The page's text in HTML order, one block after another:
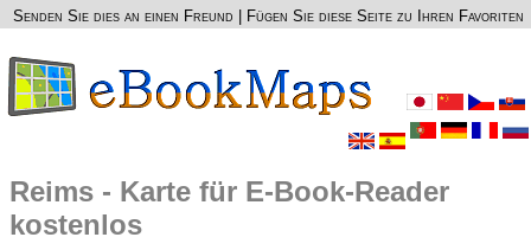
Senden Sie dies an einen Freund Fügen Sie diese Seite zu Ihren Favoriten
Reims - Karte für E-Book-Reader
kostenlos